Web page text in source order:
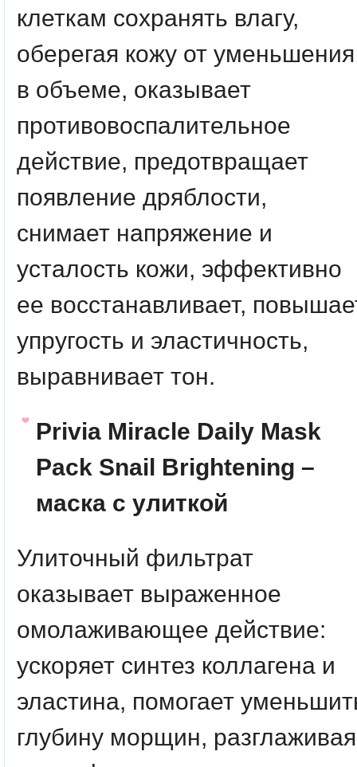
клеткам сохранять влагу,
оберегая кожу от уменьшения
в объеме, оказывает
противовоспалительное
действие, предотвращает
появление дряблости,
снимает напряжение и
усталость кожи, эффективно
ее восстанавливает,
упругость и эластичность,
выравнивает тон.
Privia Miracle Daily Mask
Pack Snail Brightening –
маска с улиткой
Улиточный фильтрат
оказывает выраженное
омолаживающее действие:
ускоряет синтез коллагена и
эластина, помогает
глубину морщин, разглаживая